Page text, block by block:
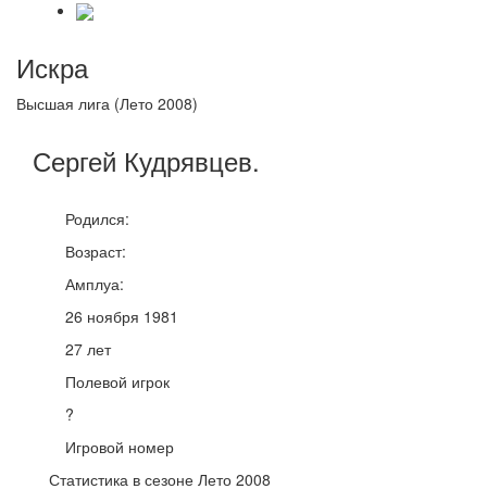
Искра
Высшая лига (Лето 2008)
Сергей Кудрявцев.
Родился:
Возраст:
Амплуа:
26 ноября 1981
27 лет
Полевой игрок
?
Игровой номер
Статистика в сезоне Лето 2008